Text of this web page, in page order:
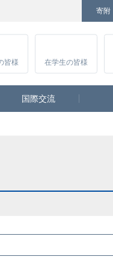
寄附
Instagram
皆様 在学生の皆様
国際交流